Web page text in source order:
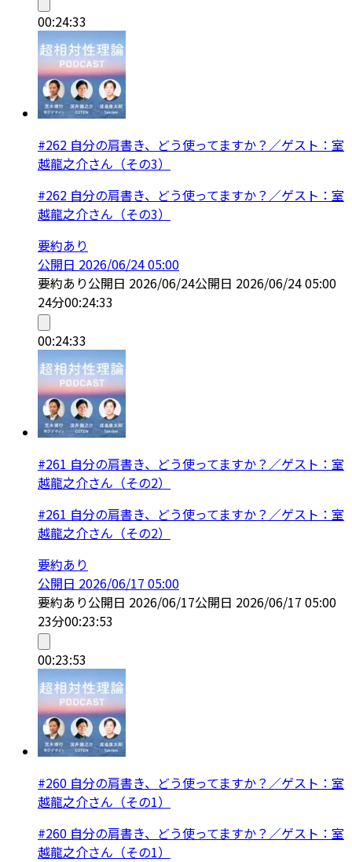
00:24:33
#262 自分の肩書き、どう使ってますか？／ゲスト：室
越龍之介さん（その3）
#262 自分の肩書き、どう使ってますか？／ゲスト：室
越龍之介さん（その3）
要約あり
公開日 2026/06/24 05:00
要約あり公開日 2026/06/24公開日 2026/06/24 05:00
24分00:24:33
00:24:33
#261 自分の肩書き、どう使ってますか？／ゲスト：室
越龍之介さん（その2）
#261 自分の肩書き、どう使ってますか？／ゲスト：室
越龍之介さん（その2）
要約あり
公開日 2026/06/17 05:00
要約あり公開日 2026/06/17公開日 2026/06/17 05:00
23分00:23:53
00:23:53
#260 自分の肩書き、どう使ってますか？／ゲスト：室
越龍之介さん（その1）
#260 自分の肩書き、どう使ってますか？／ゲスト：室
越龍之介さん（その1）